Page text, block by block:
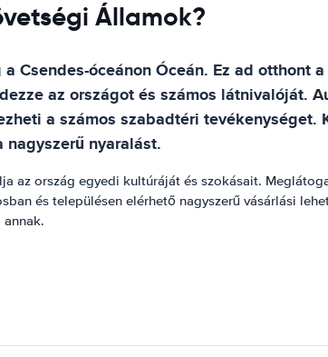
Államok?
Csendes-óceánon Óceán. Ez ad
az országot és számos látnivalóját.
a számos szabadtéri tevékenységet.
nyaralást.
az ország egyedi kultúráját és szokásait.
és településen elérhető nagyszerű vásárlási